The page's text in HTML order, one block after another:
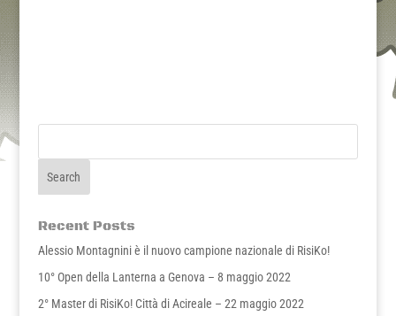
Recent Posts
Alessio Montagnini è il nuovo campione nazionale di RisiKo!
10° Open della Lanterna a Genova – 8 maggio 2022
2° Master di RisiKo! Città di Acireale – 22 maggio 2022